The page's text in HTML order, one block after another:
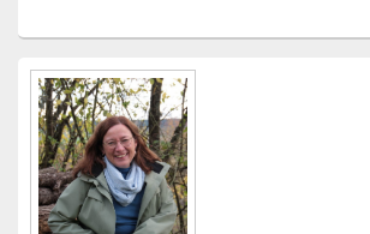
Primärer
Seitenleisten
Widget-
Bereich